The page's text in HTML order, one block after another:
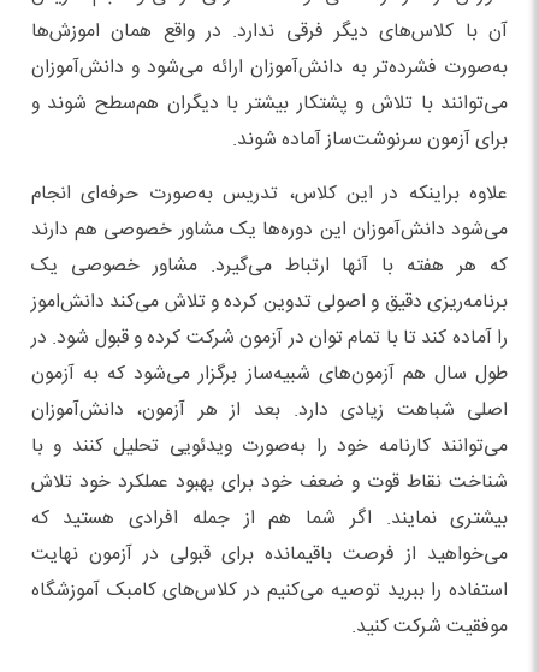
آن با کلاس‌های دیگر فرقی ندارد. در واقع همان اموزش‌ها
به‌صورت فشرده‌تر به دانش‌آموزان ارائه می‌شود و دانش‌آموزان
می‌توانند با تلاش و پشتکار بیشتر با دیگران هم‌سطح شوند و
برای آزمون سرنوشت‌ساز آماده شوند.
علاوه براینکه در این کلاس، تدریس به‌صورت حرفه‌ای انجام
می‌شود دانش‌آموزان این دوره‌ها یک مشاور خصوصی هم دارند
که هر هفته با آنها ارتباط می‌گیرد. مشاور خصوصی یک
برنامه‌ریزی دقیق و اصولی تدوین کرده و تلاش می‌کند دانش‌اموز
را آماده کند تا با تمام توان در آزمون شرکت کرده و قبول شود. در
طول سال هم آزمون‌های شبیه‌ساز برگزار می‌شود که به آزمون
اصلی شباهت زیادی دارد. بعد از هر آزمون، دانش‌آموزان
می‌توانند کارنامه خود را به‌صورت ویدئویی تحلیل کنند و با
شناخت نقاط قوت و ضعف خود برای بهبود عملکرد خود تلاش
بیشتری نمایند. اگر شما هم از جمله افرادی هستید که
می‌خواهید از فرصت باقیمانده برای قبولی در آزمون نهایت
استفاده را ببرید توصیه می‌کنیم در کلاس‌های کامبک آموزشگاه
موفقیت شرکت کنید.